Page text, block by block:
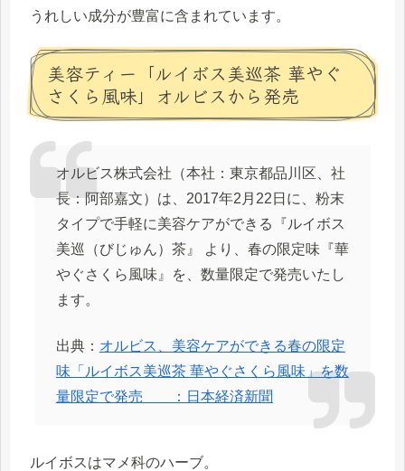
うれしい成分が豊富に含まれています。
美容ティー「ルイボス美巡茶 華やぐ
さくら風味」オルビスから発売
オルビス株式会社（本社：東京都品川区、社
長：阿部嘉文）は、2017年2月22日に、粉末
タイプで手軽に美容ケアができる『ルイボス
美巡（びじゅん）茶』 より、春の限定味『華
やぐさくら風味』を、数量限定で発売いたし
ます。
出典： オルビス、美容ケアができる春の限定
味「ルイボス美巡茶 華やぐさくら風味」を数
量限定で発売 ：日本経済新聞
ルイボスはマメ科のハーブ。